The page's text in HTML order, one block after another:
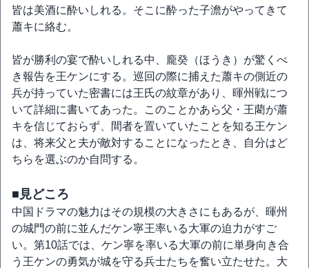
皆は美酒に酔いしれる。そこに酔った子澹がやってきて
蕭キに絡む。
皆が勝利の宴で酔いしれる中、龐癸（ほうき）が驚くべ
き報告を王ケンにする。巡回の際に捕えた蕭キの側近の
兵が持っていた密書には王氏の紋章があり、暉州戦につ
いて詳細に書いてあった。このことかあら父・王藺が蕭
キを信じておらず、間者を置いていたことを知る王ケン
は、将来父と夫が敵対することになったとき、自分はど
ちらを選ぶのか自問する。
■見どころ
中国ドラマの魅力はその規模の大きさにもあるが、暉州
の城門の前に並んだケン寧王率いる大軍の迫力がすご
い。第10話では、ケン寧を率いる大軍の前に単身向き合
う王ケンの勇気が城を守る兵士たちを奮い立たせた。大